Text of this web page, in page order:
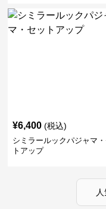
¥6,400 (税込)
シミラールックパジャマ
トアップ